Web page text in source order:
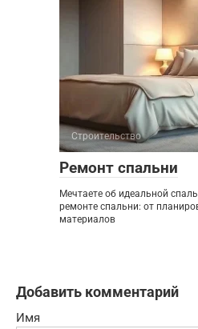
Строительство
Ремонт спальни
Мечтаете об идеальной
ремонте спальни: от
материалов
Добавить комментарий
Имя